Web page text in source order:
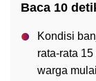
Baca 10
Kondisi
rata-rata
warga